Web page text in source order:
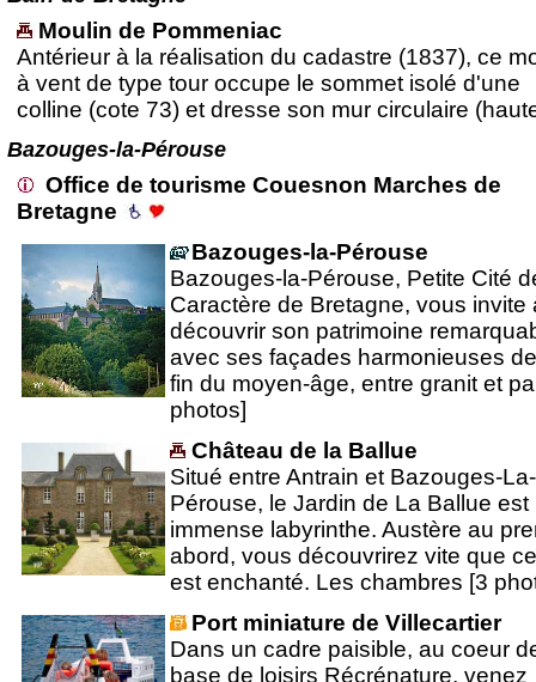
Moulin de Pommeniac
Antérieur à la réalisation du cadastre (1837), ce
à vent de type tour occupe le sommet isolé d'une
colline (cote 73) et dresse son mur circulaire
Bazouges-la-Pérouse
Office de tourisme Couesnon Marches de
Bretagne
Bazouges-la-Pérouse
Bazouges-la-Pérouse, Petite Cité
Caractère de Bretagne, vous invite
découvrir son patrimoine
avec ses façades harmonieuses
fin du moyen-âge, entre granit et
photos]
Château de la Ballue
Situé entre Antrain et Bazouges-La-
Pérouse, le Jardin de La Ballue est
immense labyrinthe. Austère au
abord, vous découvrirez vite que
est enchanté. Les chambres [3
Port miniature de Villecartier
Dans un cadre paisible, au coeur
base de loisirs Récrénature, venez